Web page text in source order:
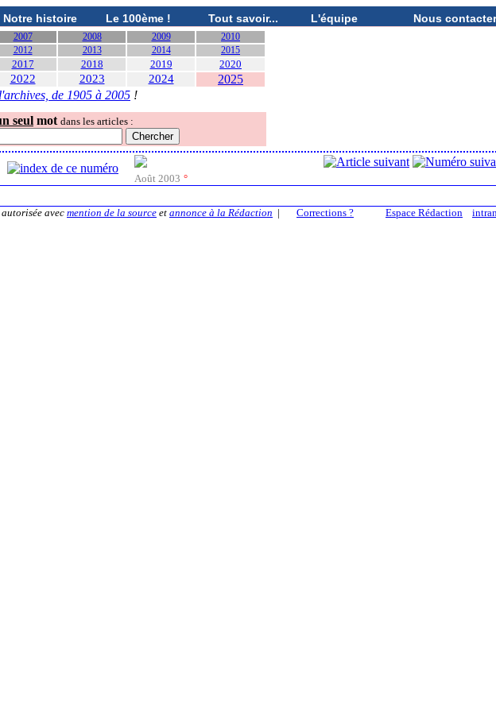
Notre histoire Le 100ème ! Tout savoir... L'équipe Nous contacter
2007 2008 2009
2010
2012 2013 2014 2015
2017 2018 2019 2020
2022 2023 2024
2025
de 1905 à 2005 !
seul mot dans les articles :
Août 2003 °
Espace Rédaction
avec mention de la source et annonce à la Rédaction | Corrections ?